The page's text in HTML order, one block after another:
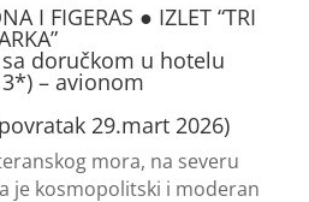
I FIGERAS ● IZLET “TRI
doručkom u hotelu
– avionom
29.mart 2026)
mora, na severu
je kosmopolitski i moderan